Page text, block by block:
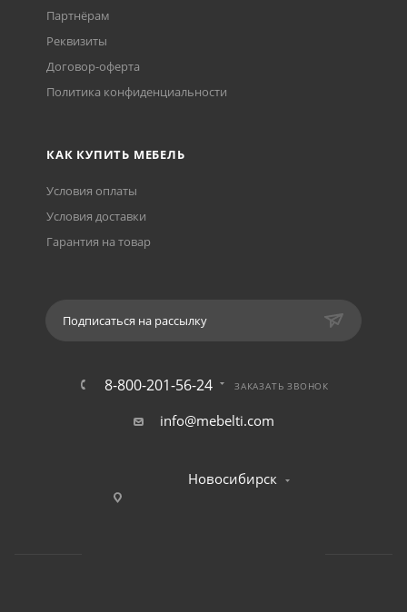
Партнёрам
Реквизиты
Договор-оферта
Политика конфиденциальности
КАК КУПИТЬ МЕБЕЛЬ
Условия оплаты
Условия доставки
Гарантия на товар
Подписаться на рассылку
8-800-201-56-24 ЗАКАЗАТЬ ЗВОНОК
info@mebelti.com
Новосибирск